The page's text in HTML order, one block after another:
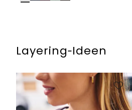
Layering‑Ideen